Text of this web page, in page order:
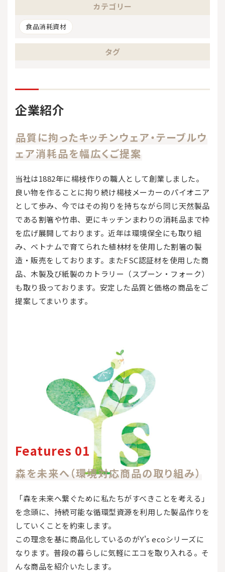
カテゴリー
食品消耗資材
タグ
企業紹介
品質に拘ったキッチンウェア・テーブルウ
ェア消耗品を幅広くご提案
当社は1882年に楊枝作りの職人として創業しました。
良い物を作ることに拘り続け楊枝メーカーのパイオニア
として歩み、今ではその拘りを持ちながら同じ天然製品
である割箸や竹串、更にキッチンまわりの消耗品まで枠
を広げ展開しております。近年は環境保全にも取り組
み、ベトナムで育てられた植林材を使用した割箸の製
造・販売をしております。またFSC認証材を使用した商
品、木製及び紙製のカトラリー（スプーン・フォーク）
も取り扱っております。安定した品質と価格の商品をご
提案してまいります。
Features 01
森を未来へ（環境対応商品の取り組み）
「森を未来へ繋ぐために私たちがすべきことを考える」
を念頭に、持続可能な循環型資源を利用した製品作りを
していくことを約束します。
この理念を基に商品化しているのがY's ecoシリーズに
なります。普段の暮らしに気軽にエコを取り入れる。そ
んな商品を紹介いたします。